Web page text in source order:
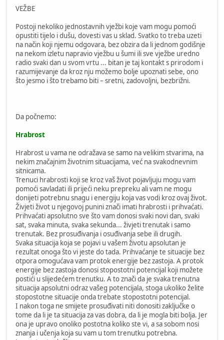
VEŽBE
Postoji nekoliko jednostavnih vježbi koje vam mogu pomoći
opustiti tijelo i dušu, dovesti vas u sklad. Svatko to treba uzeti
na način koji njemu odgovara, bez obzira da li jednom godišnje
na nekom izletu napravio vježbu u šumi ili sve vježbe uredno
radio svaki dan u svom vrtu ... bitan je taj kontakt s prirodom i
razumijevanje da kroz nju možemo bolje upoznati sebe, ono
što jesmo i što trebamo biti – sretni, zadovoljni, bezbrižni.
Da počnemo:
Hrabrost
Hrabrost u vama ne odražava se samo na velikim stvarima, na
nekim značajnim životnim situacijama, već na svakodnevnim
sitnicama.
Trenuci hrabrosti koji se kroz vaš život pojavljuju mogu vam
pomoći savladati ili prijeći neku prepreku ali vam ne mogu
donijeti potrebnu snagu i energiju koja vas vodi kroz ovaj život.
Živjeti život u njegovoj punini znači imati hrabrosti i prihvaćati.
Prihvaćati apsolutno sve što vam donosi svaki novi dan, svaki
sat, svaka minuta, svaka sekunda... živjeti trenutak i samo
trenutak. Bez prosuđivanja i osuđivanja sebe ili drugih.
Svaka situacija koja se pojavi u vašem životu apsolutan je
rezultat onoga što vi jeste do tada. Prihvaćanje te situacije bez
otpora omogućava vam protok energije bez zastoja. A protok
energije bez zastoja donosi stopostotni potencijal koji možete
postići u slijedećem trenutku. A to znači da je svaka trenutna
situacija apsolutni odraz vašeg potencijala, stoga ukoliko želite
stopostotne situacije onda trebate stopostotni potencijal.
I nakon toga ne smijete prosuđivati niti donositi zaključke o
tome da li je ta situacija za vas dobra, da li je mogla biti bolja. Jer
ona je upravo onoliko postotna koliko ste vi, a sa sobom nosi
znanja i učenja koja su vam u tom trenutku potrebna.